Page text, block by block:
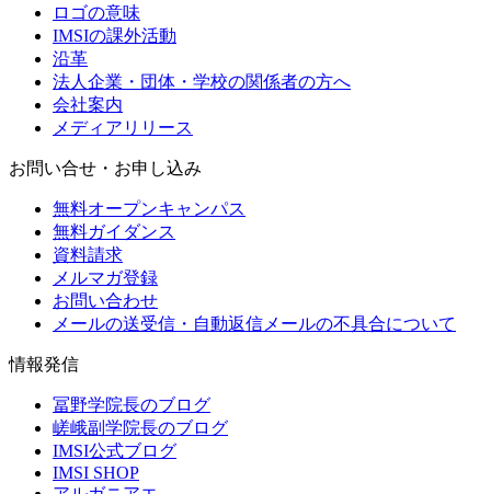
ロゴの意味
IMSIの課外活動
沿革
法人企業・団体・学校の関係者の方へ
会社案内
メディアリリース
お問い合せ・お申し込み
無料オープンキャンパス
無料ガイダンス
資料請求
メルマガ登録
お問い合わせ
メールの送受信・自動返信メールの不具合について
情報発信
冨野学院長のブログ
嵯峨副学院長のブログ
IMSI公式ブログ
IMSI SHOP